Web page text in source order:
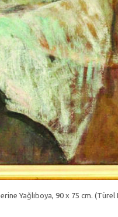
Yağlıboya, 90 x 75 cm. (Türel